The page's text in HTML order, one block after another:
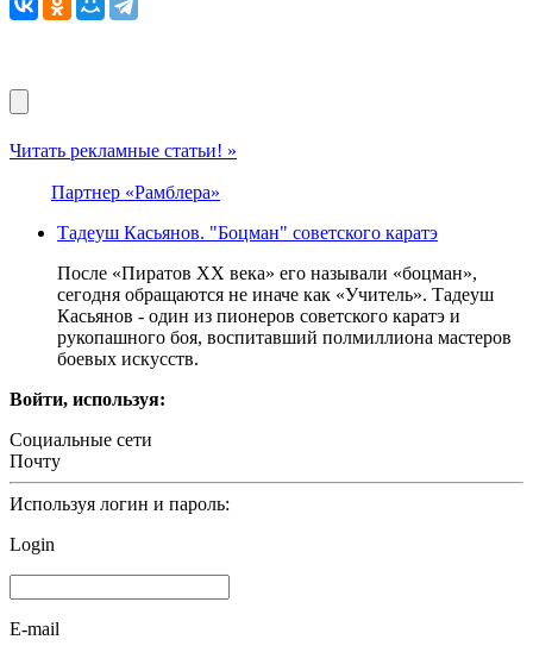
Читать рекламные статьи! »
Партнер «Рамблера»
Тадеуш Касьянов. "Боцман" советского каратэ
После «Пиратов XX века» его называли «боцман»,
сегодня обращаются не иначе как «Учитель». Тадеуш
Касьянов - один из пионеров советского каратэ и
рукопашного боя, воспитавший полмиллиона мастеров
боевых искусств.
Войти, используя:
Социальные сети
Почту
Используя логин и пароль:
Login
E-mail